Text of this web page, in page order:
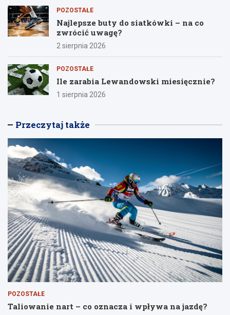
POZOSTAŁE
Najlepsze buty do siatkówki – na co
zwrócić uwagę?
2 sierpnia 2026
POZOSTAŁE
Ile zarabia Lewandowski miesięcznie?
1 sierpnia 2026
Przeczytaj także
POZOSTAŁE
Taliowanie nart – co oznacza i wpływa na jazdę?